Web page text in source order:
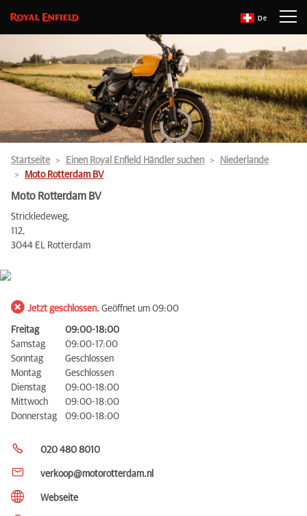
De
Startseite Einen Royal Enfield Händler suchen
Niederlande
Moto Rotterdam BV
Moto Rotterdam BV
Strickledeweg,
112,
3044 EL Rotterdam
Jetzt geschlossen. Geöffnet um 09:00
Freitag
09:00-18:00
Samstag
09:00-17:00
Sonntag
Geschlossen
Montag
Geschlossen
Dienstag
09:00-18:00
Mittwoch
09:00-18:00
Donnerstag
09:00-18:00
020 480 8010
verkoop@motorotterdam.nl
Webseite